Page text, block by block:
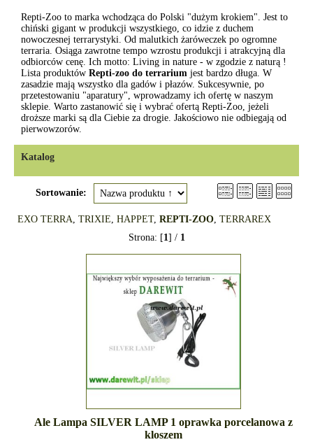
Repti-Zoo to marka wchodząca do Polski "dużym krokiem". Jest to
chiński gigant w produkcji wszystkiego, co idzie z duchem
nowoczesnej terrarystyki. Od malutkich żaróweczek po ogromne
terraria. Osiąga zawrotne tempo wzrostu produkcji i atrakcyjną dla
odbiorców cenę. Ich motto: Living in nature - w zgodzie z naturą !
Lista produktów Repti-zoo do terrarium jest bardzo długa. W
zasadzie mają wszystko dla gadów i płazów. Sukcesywnie, po
przetestowaniu "aparatury", wprowadzamy ich ofertę w naszym
sklepie. Warto zastanowić się i wybrać ofertą Repti-Zoo, jeżeli
droższe marki są dla Ciebie za drogie. Jakościowo nie odbiegają od
pierwowzorów.
Katalog
Sortowanie:
EXO TERRA, TRIXIE, HAPPET, REPTI-ZOO, TERRAREX
Strona: [1] / 1
Ale Lampa SILVER LAMP 1 oprawka porcelanowa z
kloszem